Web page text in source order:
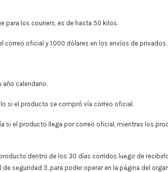
para los couriers, es de hasta 50 kilos.
correo oficial y 1.000 dólares en los envíos de privados.
año calendario.
si el producto se compró vía correo oficial.
si el producto llega por correo oficial, mientras los
dentro de los 30 días corridos luego de
seguridad 3, para poder operar en la página del